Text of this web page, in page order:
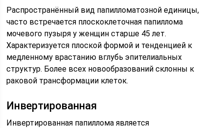
Распространённый вид папилломатозной единицы,
часто встречается плоскоклеточная папиллома
мочевого пузыря у женщин старше 45 лет.
Характеризуется плоской формой и тенденцией к
медленному врастанию вглубь эпителиальных
структур. Более всех новообразований склонны к
раковой трансформации клеток.
Инвертированная
Инвертированная папиллома является